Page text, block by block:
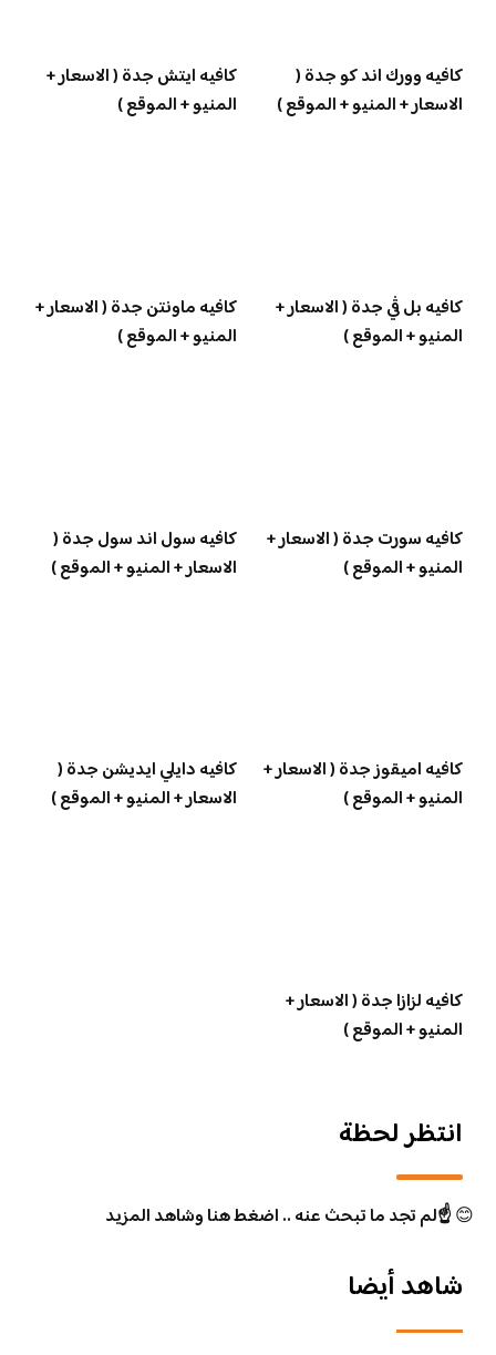
كافيه وورك اند كو جدة (
الاسعار + المنيو + الموقع )
كافيه ايتش جدة ( الاسعار +
المنيو + الموقع )
كافيه بل ڤي جدة ( الاسعار +
المنيو + الموقع )
كافيه ماونتن جدة ( الاسعار +
المنيو + الموقع )
كافيه سورت جدة ( الاسعار +
المنيو + الموقع )
كافيه سول اند سول جدة (
الاسعار + المنيو + الموقع )
كافيه اميقوز جدة ( الاسعار +
المنيو + الموقع )
كافيه دايلي ايديشن جدة (
الاسعار + المنيو + الموقع )
كافيه لزازا جدة ( الاسعار +
المنيو + الموقع )
انتظر لحظة
😊☝️لم تجد ما تبحث عنه .. اضغط هنا وشاهد المزيد
شاهد أيضا